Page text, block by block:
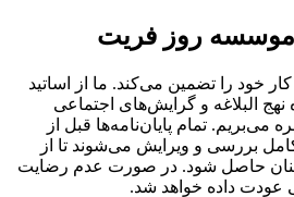
روز فریت
خود را تضمین می‌کند. ما از اساتید
البلاغه و گرایش‌های اجتماعی
تمام پایان‌نامه‌ها قبل از
بررسی و ویرایش می‌شوند تا از
حاصل شود. در صورت عدم رضایت
عودت داده خواهد شد.